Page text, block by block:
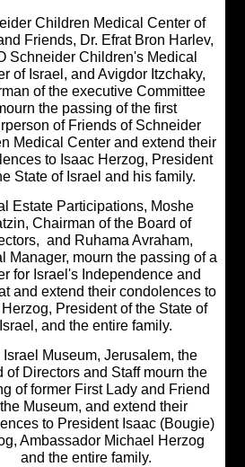
Schneider Children Medical Center
Israel and Friends, Dr. Efrat Bron
CEO Schneider Children's Medical
Center of Israel, and Avigdor
Chairman of the executive
mourn the passing of the first
Chairperson of Friends of
Children Medical Center and extend
condolences to Isaac Herzog,
of the State of Israel and his family.
Real Estate Participations, Moshe
Kiatzin, Chairman of the Board of
Directors, and Ruhama Avraham,
General Manager, mourn the passing
fighter for Israel's Independence
diplomat and extend their
Isaac Herzog, President of the State
Israel, and the entire family.
The Israel Museum, Jerusalem, the
Board of Directors and Staff mourn
passing of former First Lady and
to the Museum, and extend their
condolences to President Isaac
Herzog, Ambassador Michael
and the entire family.